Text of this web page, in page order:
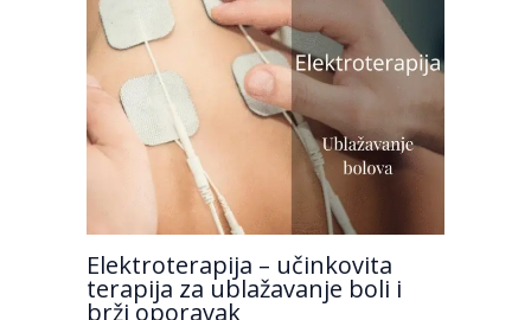
Elektroterapija – učinkovita
terapija za ublažavanje boli i
brži oporavak